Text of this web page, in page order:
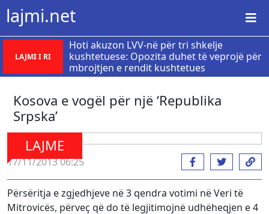
lajmi.net
LAJMI I RI
Hoti akuzon LVV-në për tri shkelje
kushtetuese: Opozita duhet të veprojë për
mbrojtjen e rendit kushtetues
Kosova e vogël për një ‘Republika
Srpska’
LAJME
17/11/2013 06:25
Përsëritja e zgjedhjeve në 3 qendra votimi në Veri të
Mitrovicës, përveç që do të legjitimojnë udhëheqjen e 4